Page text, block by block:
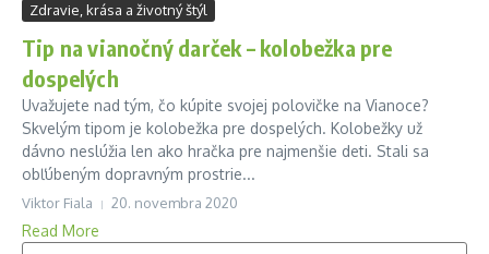
Zdravie, krása a životný štýl
Tip na vianočný darček – kolobežka pre
dospelých
Uvažujete nad tým, čo kúpite svojej polovičke na Vianoce?
Skvelým tipom je kolobežka pre dospelých. Kolobežky už
dávno neslúžia len ako hračka pre najmenšie deti. Stali sa
obľúbeným dopravným prostrie...
Viktor Fiala 20. novembra 2020
Read More